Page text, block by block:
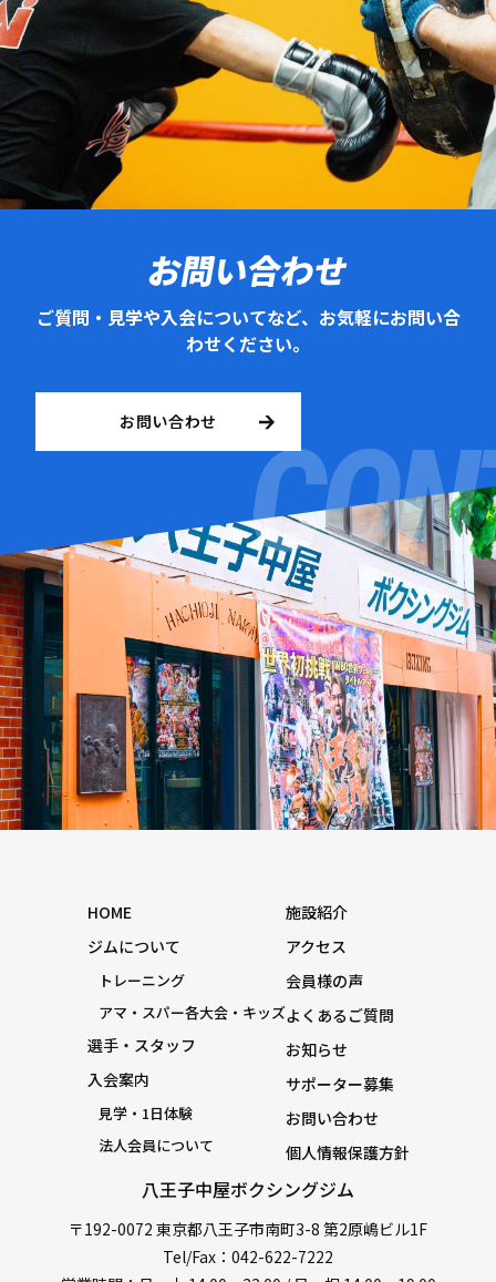
お問い合わせ
ご質問・見学や入会についてなど、お気軽にお問い合
わせください。
お問い合わせ
八王子中屋ボクシングジム
〒192-0072 東京都八王子市南町3-8 第2原嶋ビル1F
Tel/Fax：042-622-7222
HOME
ジムについて
トレーニング
アマ・スパー各大会・キッズ
選手・スタッフ
入会案内
見学・1日体験
法人会員について
施設紹介
アクセス
会員様の声
よくあるご質問
お知らせ
サポーター募集
お問い合わせ
個人情報保護方針